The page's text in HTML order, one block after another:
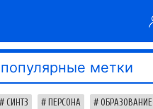
популярные метки
СИНТЗ ПЕРСОНА ОБРАЗОВАНИЕ